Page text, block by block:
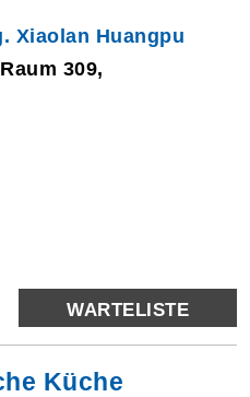
Xiaolan Huangpu
309,
WARTELISTE
Küche